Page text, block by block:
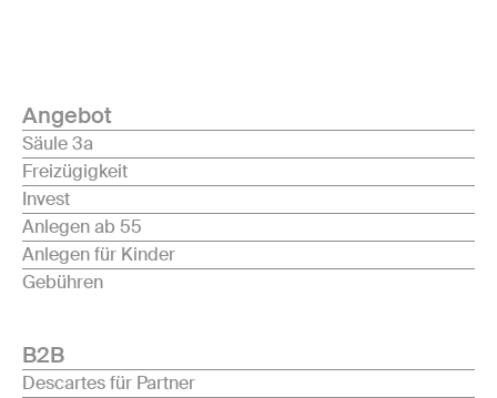
Angebot
Säule 3a
Freizügigkeit
Invest
Anlegen ab 55
Anlegen für Kinder
Gebühren
B2B
Descartes für Partner